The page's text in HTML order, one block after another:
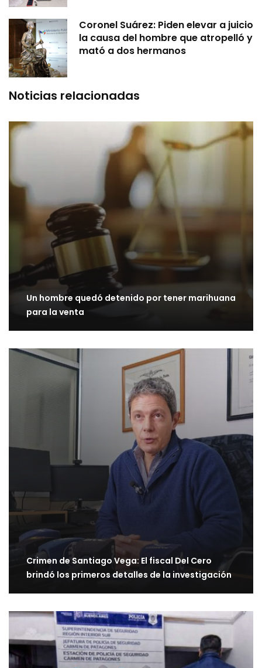
Coronel Suárez: Piden elevar a juicio
la causa del hombre que atropelló y
mató a dos hermanos
Noticias relacionadas
Un hombre quedó detenido por tener marihuana
para la venta
Crimen de Santiago Vega: El fiscal Del Cero
brindó los primeros detalles de la investigación